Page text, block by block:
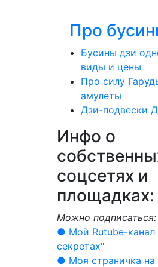
Про
Бусины дзи
виды и цены
Про силу
амулеты
Дзи-подвески
Инфо о
соцсетях и
площадках:
Можно подписаться:
● Мой Rutube-
секретах"
● Моя страничка на